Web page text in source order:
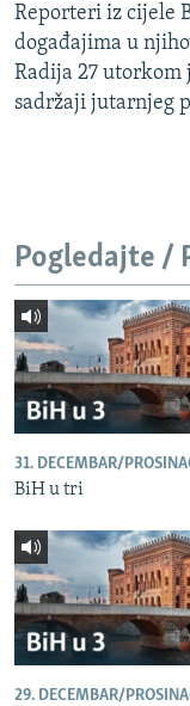
MOJA EVROPA
TRI DECENIJE OD
SVE KARTE DEJTONA
Reporteri iz cijele
događajima u
Radija 27 utorkom
sadržaji jutarnjeg
Pogledajte /
31. DECEMBAR/
BiH u tri
29. DECEMBAR/